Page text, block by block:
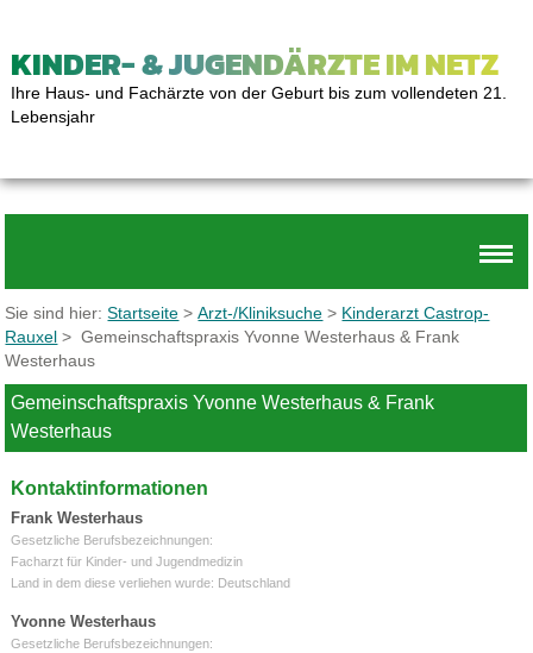
KINDER- & JUGENDÄRZTE IM NETZ
Ihre Haus- und Fachärzte von der Geburt bis zum vollendeten 21.
Lebensjahr
Sie sind hier:Startseite >Arzt-/Kliniksuche > Kinderarzt Castrop-
Rauxel > Gemeinschaftspraxis Yvonne Westerhaus & Frank
Westerhaus
Gemeinschaftspraxis Yvonne Westerhaus & Frank
Westerhaus
Kontaktinformationen
Frank Westerhaus
Gesetzliche Berufsbezeichnungen:
Facharzt für Kinder- und Jugendmedizin
Land in dem diese verliehen wurde: Deutschland
Yvonne Westerhaus
Gesetzliche Berufsbezeichnungen: